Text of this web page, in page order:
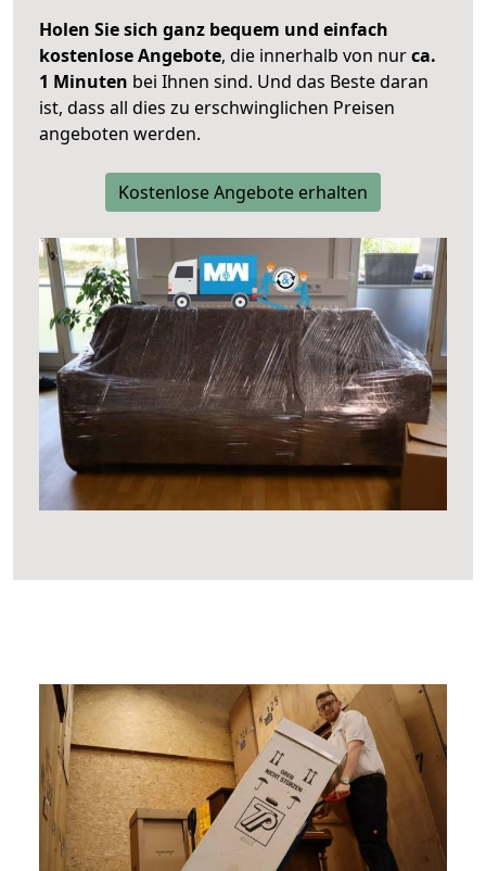
Holen Sie sich ganz bequem und einfach
kostenlose Angebote, die innerhalb von nurca.
1 Minuten bei Ihnen sind. Und das Beste daran
ist, dass all dies zu erschwinglichen Preisen
angeboten werden.
Kostenlose Angebote erhalten